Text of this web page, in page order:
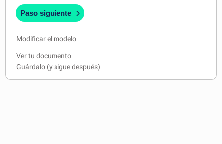
Paso siguiente
Modificar el modelo
Ver tu documento